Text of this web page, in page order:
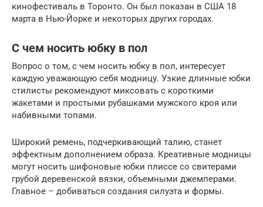
кинофестиваль в Торонто. Он был показан в США 18
марта в Нью-Йорке и некоторых других городах.
С чем носить юбку в пол
Вопрос о том, с чем носить юбку в пол, интересует
каждую уважающую себя модницу. Узкие длинные юбки
стилисты рекомендуют миксовать с короткими
жакетами и простыми рубашками мужского кроя или
набивными топами.
Широкий ремень, подчеркивающий талию, станет
эффектным дополнением образа. Креативные модницы
могут носить шифоновые юбки плиссе со свитерами
грубой деревенской вязки, объемными джемперами.
Главное – добиваться создания силуэта и формы.